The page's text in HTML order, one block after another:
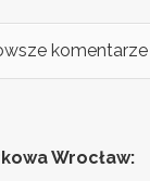
komentarze
Wrocław: